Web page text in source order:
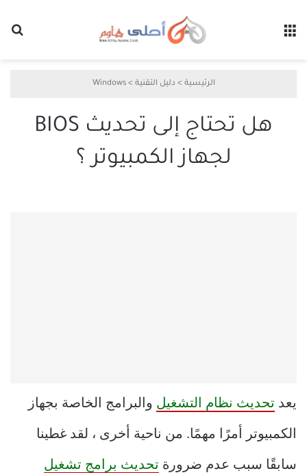
الرئيسية > دليل التقنية >
Windows
هل تحتاج إلى تحديث BIOS
لجهاز الكمبيوتر ؟
يعد تحديث نظام التشغيل والبرامج الخاصة بجهاز
الكمبيوتر أمرًا مهمًا. من ناحية أخرى ، لقد غطينا
سابقًا سبب عدم ضرورة تحديث برامج تشغيل